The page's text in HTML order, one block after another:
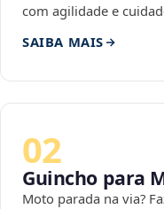
com agilidade e
SAIBA MAIS
02
Guincho para
Moto parada na via?